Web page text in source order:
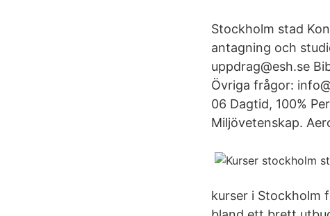
Stockholm stad
antagning och
uppdrag@esh.se
Övriga frågor:
06 Dagtid, 100%
Miljövetenskap.
kurser i Stockholm